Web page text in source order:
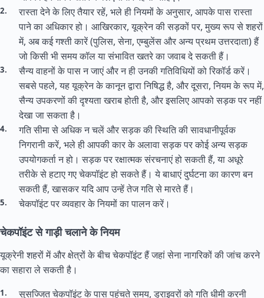
रास्ता देने के लिए तैयार रहें, भले ही नियमों के अनुसार, आपके पास रास्ता
पाने का अधिकार हो। आखिरकार, यूक्रेन की सड़कों पर, मुख्य रूप से शहरों
में, अब कई गश्ती कारें (पुलिस, सेना, एम्बुलेंस और अन्य प्रथम उत्तरदाता) हैं
जो किसी भी समय कॉल या संभावित खतरे का जवाब दे सकती हैं।
सैन्य वाहनों के पास न जाएं और न ही उनकी गतिविधियों को रिकॉर्ड करें।
सबसे पहले, यह यूक्रेन के कानून द्वारा निषिद्ध है, और दूसरा, नियम के रूप में,
सैन्य उपकरणों की दृश्यता खराब होती है, और इसलिए आपको सड़क पर नहीं
देखा जा सकता है।
गति सीमा से अधिक न चलें और सड़क की स्थिति की सावधानीपूर्वक
निगरानी करें, भले ही आपकी कार के अलावा सड़क पर कोई अन्य सड़क
उपयोगकर्ता न हो। सड़क पर रक्षात्मक संरचनाएं हो सकती हैं, या अधूरे
तरीके से हटाए गए चेकपॉइंट हो सकते हैं। ये बाधाएं दुर्घटना का कारण बन
सकती हैं, खासकर यदि आप उन्हें तेज गति से मारते हैं।
चेकपॉइंट पर व्यवहार के नियमों का पालन करें।
चेकपॉइंट से गाड़ी चलाने के नियम
यूक्रेनी शहरों में और क्षेत्रों के बीच चेकपॉइंट हैं जहां सेना नागरिकों की जांच करने
का सहारा ले सकती है।
सुसज्जित चेकपॉइंट के पास पहुंचते समय, ड्राइवरों को गति धीमी करनी